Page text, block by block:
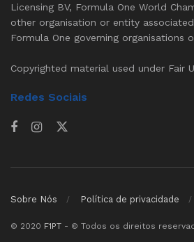
Licensing BV, Formula One World
other organisation or entity
Formula One governing organisations
Copyrighted material used under Fair
Redes Sociais
Sobre Nós Política de privacidade
© 2020 F1PT - © Todos os direitos